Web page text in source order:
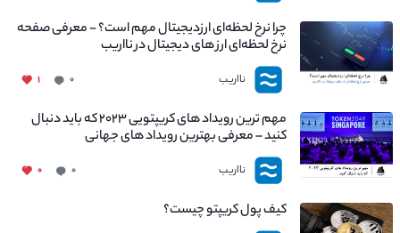
چرا نرخ لحظه‌ای ارزدیجیتال مهم است؟ - معرفی صفحه
نرخ لحظه‌ای ارز های دیجیتال در نااریب
نااریب ۰ ۱
مهم ترین رویداد های کریپتویی ۲۰۲۳ که باید دنبال
کنید – معرفی بهترین رویداد های جهانی
نااریب ۰ ۰
کیف پول کریپتو چیست؟